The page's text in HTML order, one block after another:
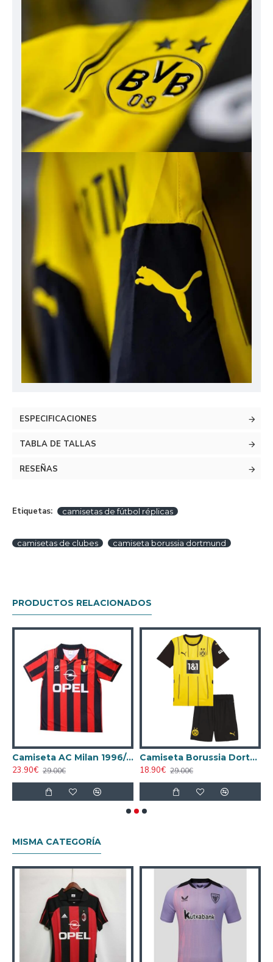
ESPECIFICACIONES
TABLA DE TALLAS
RESEÑAS
Etiquetas: camisetas de fútbol réplicas
camisetas de clubes camiseta borussia dortmund
PRODUCTOS RELACIONADOS
Camiseta AC Milan 1996/1997 Local Retro
23.90€ 29.00€
Camiseta Borussia Dortmund 2024/2025 Local Niño Kit
18.90€ 29.00€
MISMA CATEGORÍA